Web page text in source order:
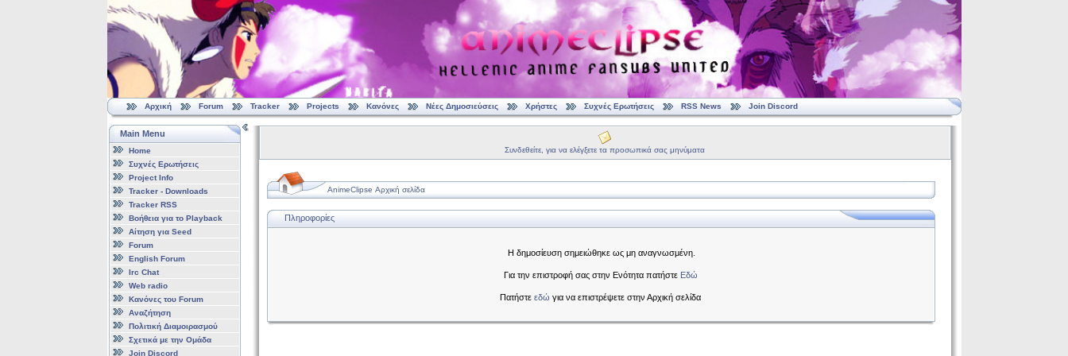
Αρχική Forum Tracker Projects Κανόνες Νέες Δημοσιεύσεις Χρήστες Συχνές Ερωτήσεις RSS News Join Discord
Main Menu
Home
Συχνές Ερωτήσεις
Project Info
Tracker - Downloads
Tracker RSS
Βοήθεια για το Playback
Αίτηση για Seed
Forum
English Forum
Irc Chat
Web radio
Κανόνες του Forum
Αναζήτηση
Πολιτική Διαμοιρασμού
Σχετικά με την Ομάδα
Join Discord
Συνδεθείτε, για να ελέγξετε τα προσωπικά σας μηνύματα
AnimeClipse Αρχική σελίδα
Πληροφορίες
Η δημοσίευση σημειώθηκε ως μη αναγνωσμένη.
Για την επιστροφή σας στην Ενότητα πατήστε Εδώ
Πατήστε εδώ για να επιστρέψετε στην Αρχική σελίδα